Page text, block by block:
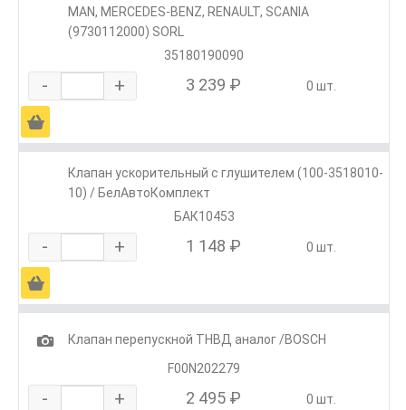
MAN, MERCEDES-BENZ, RENAULT, SCANIA
(9730112000) SORL
35180190090
- + 3 239 ₽ 0 шт.
Ä
Клапан ускорительный с глушителем (100-3518010-
10) / БелАвтоКомплект
БАК10453
- + 1 148 ₽ 0 шт.
Ä
1
Клапан перепускной ТНВД аналог /BOSCH
F00N202279
- + 2 495 ₽ 0 шт.